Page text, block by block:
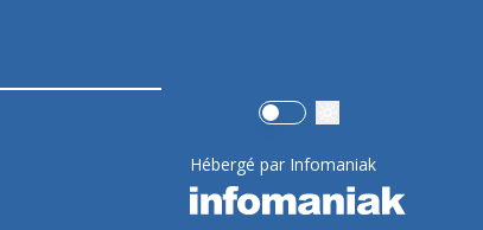
Use setting
Hébergé par Infomaniak